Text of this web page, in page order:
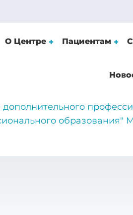
О Центре Пациентам
образования"